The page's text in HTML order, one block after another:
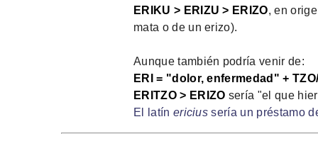
ERIKU > ERIZU > ERIZO, en
mata o de un erizo).
Aunque también podría venir de:
ERI = "dolor, enfermedad" +
ERITZO > ERIZO sería "el que
El latín ericius sería un préstamo